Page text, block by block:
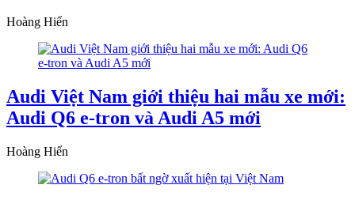
Hoàng Hiển
Audi Việt Nam giới thiệu hai mẫu xe mới:
Audi Q6 e-tron và Audi A5 mới
Hoàng Hiển